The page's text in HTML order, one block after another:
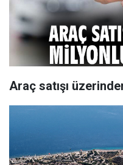
Araç satışı